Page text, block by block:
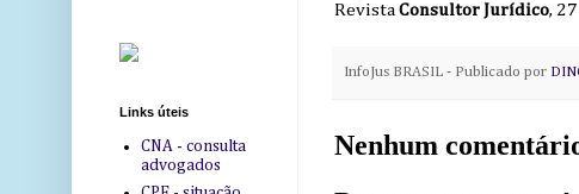
Revista Consultor Jurídico,
InfoJus BRASIL - Publicado por
Nenhum
Links úteis
CNA - consulta
advogados